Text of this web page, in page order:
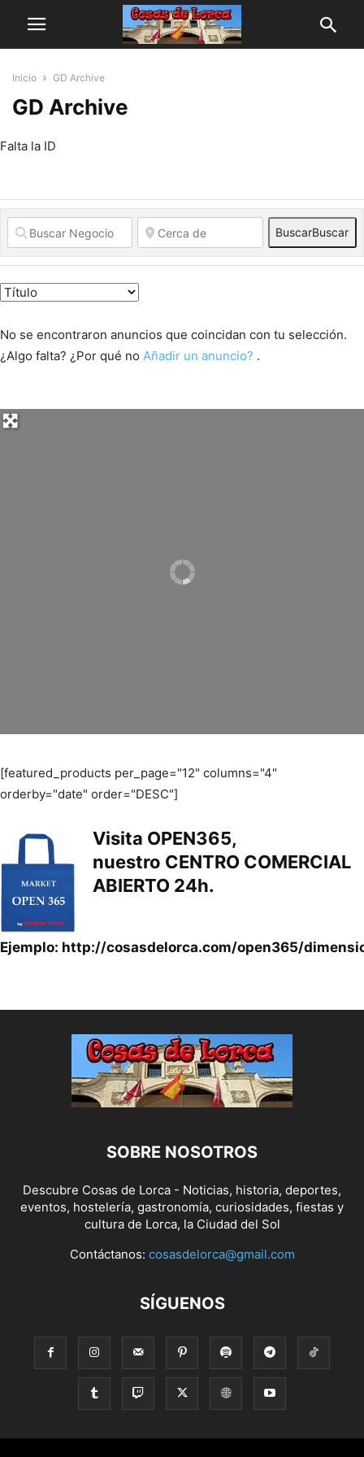
Inicio GD Archive
GD Archive
Falta la ID
BuscarBuscar
No se encontraron anuncios que coincidan con tu selección.
¿Algo falta? ¿Por qué no Añadir un anuncio? .
[featured_products per_page="12" columns="4"
orderby="date" order="DESC"]
Visita OPEN365,
nuestro CENTRO COMERCIAL
ABIERTO 24h.
Ejemplo: http://cosasdelorca.com/open365/
SOBRE NOSOTROS
Descubre Cosas de Lorca - Noticias, historia, deportes,
eventos, hostelería, gastronomía, curiosidades, fiestas y
cultura de Lorca, la Ciudad del Sol
Contáctanos: cosasdelorca@gmail.com
SÍGUENOS